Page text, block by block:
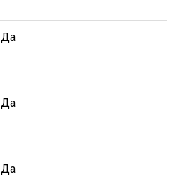
Да
Да
Да